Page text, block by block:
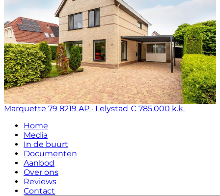
Marquette 79 8219 AP · Lelystad € 785.000 k.k.
Home
Media
In de buurt
Documenten
Aanbod
Over ons
Reviews
Contact